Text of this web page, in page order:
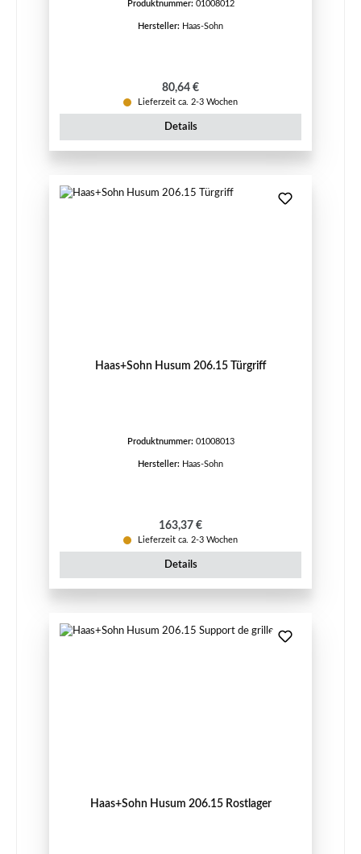
Produktnummer: 01008012
Hersteller: Haas-Sohn
Regulärer Preis:
80,64 €
Lieferzeit ca. 2-3 Wochen
Details
Haas+Sohn Husum 206.15 Türgriff
Produktnummer: 01008013
Hersteller: Haas-Sohn
Regulärer Preis:
163,37 €
Lieferzeit ca. 2-3 Wochen
Details
Haas+Sohn Husum 206.15 Rostlager